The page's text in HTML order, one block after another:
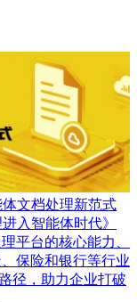
文档处理新范式
入智能体时代》
平台的核心能力、
保险和银行等行业
径，助力企业打破